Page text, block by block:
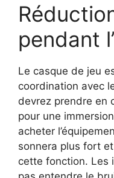
pendant
Le casque de jeu
coordination avec
devrez prendre en
pour une
acheter
sonnera plus fort
cette fonction. Les